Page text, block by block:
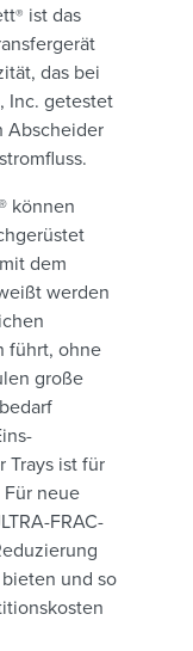
® ist das
das bei
Inc. getestet
Abscheider
können
dem
werden
führt, ohne
große
Trays ist für
neue
FRAC-
und so